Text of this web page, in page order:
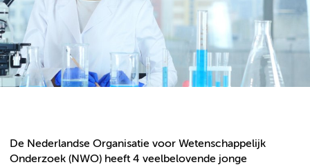
De Nederlandse Organisatie voor Wetenschappelijk
Onderzoek (NWO) heeft 4 veelbelovende jonge